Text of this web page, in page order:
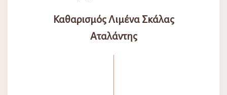
Καθαρισμός Λιμένα Σκάλας
Αταλάντης